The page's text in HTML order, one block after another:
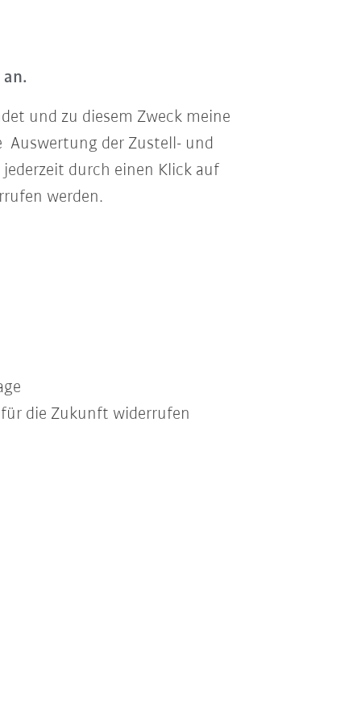
an.
und zu diesem Zweck meine
Auswertung der Zustell- und
durch einen Klick auf
werden.
die Zukunft widerrufen